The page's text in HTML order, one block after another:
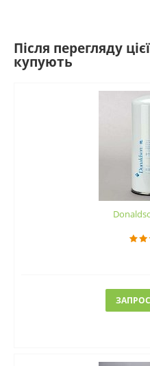
Після перегляду
купують